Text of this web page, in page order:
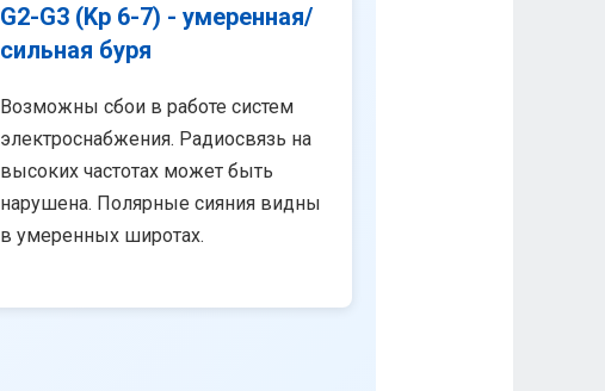
G2-G3 (Kp 6-7) - умеренная/
сильная буря
Возможны сбои в работе систем
электроснабжения. Радиосвязь на
высоких частотах может быть
нарушена. Полярные сияния видны
в умеренных широтах.